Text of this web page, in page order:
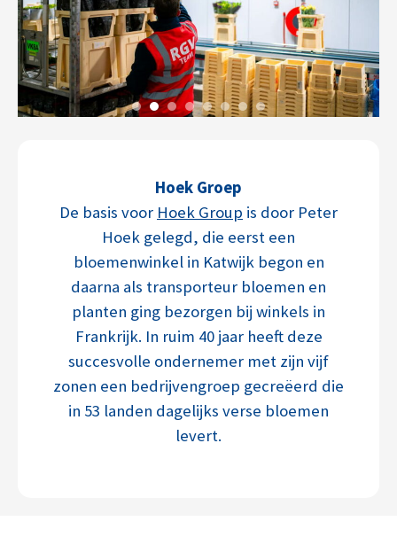
Hoek Groep
De basis voor Hoek Group is door Peter
Hoek gelegd, die eerst een
bloemenwinkel in Katwijk begon en
daarna als transporteur bloemen en
planten ging bezorgen bij winkels in
Frankrijk. In ruim 40 jaar heeft deze
succesvolle ondernemer met zijn vijf
zonen een bedrijvengroep gecreëerd die
in 53 landen dagelijks verse bloemen
levert.